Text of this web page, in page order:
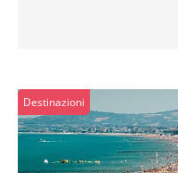
Destinazioni